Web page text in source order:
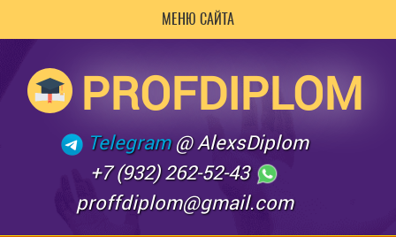
МЕНЮ САЙТА
PROFDIPLOM
Telegram @ AlexsDiplom
+7 (932) 262-52-43
proffdiplom@gmail.com